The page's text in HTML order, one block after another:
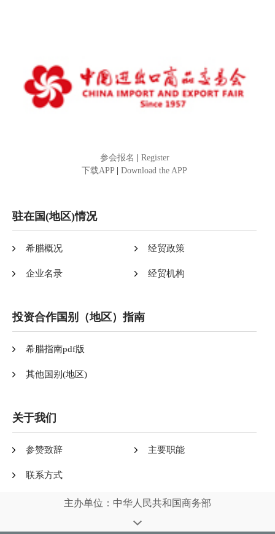
参会报名
Register
下载APP
Download the APP
驻在国(地区)情况
希腊概况 经贸政策
企业名录 经贸机构
投资合作国别（地区）指南
希腊指南pdf版
其他国别(地区)
关于我们
参赞致辞 主要职能
联系方式
主办单位：中华人民共和国商务部